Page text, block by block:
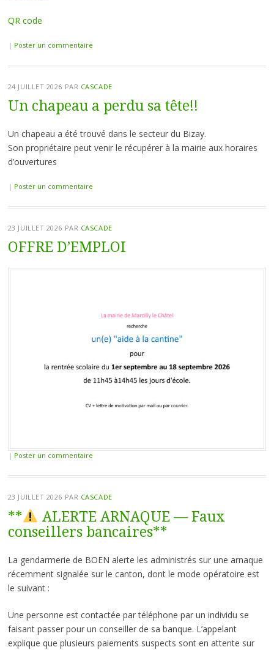
QR code
| Poster un commentaire
24 JUILLET 2026 PAR CASCADE
Un chapeau a perdu sa tête!!
Un chapeau a été trouvé dans le secteur du Bizay.
Son propriétaire peut venir le récupérer à la mairie aux horaires
d’ouvertures
| Poster un commentaire
23 JUILLET 2026 PAR CASCADE
OFFRE D’EMPLOI
| Poster un commentaire
23 JUILLET 2026 PAR CASCADE
**
ALERTE ARNAQUE — Faux
conseillers bancaires**
La gendarmerie de BOEN alerte les administrés sur une arnaque
récemment signalée sur le canton, dont le mode opératoire est
le suivant :
Une personne est contactée par téléphone par un individu se
faisant passer pour un conseiller de sa banque. L’appelant
explique que plusieurs paiements suspects sont en attente sur